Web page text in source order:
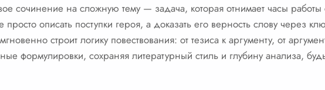
сочинение на сложную тему — задача, которая отнимает часы
описать поступки героя, а доказать его верность слову через
строит логику повествования: от тезиса к аргументу, от
формулировки, сохраняя литературный стиль и глубину анализа,